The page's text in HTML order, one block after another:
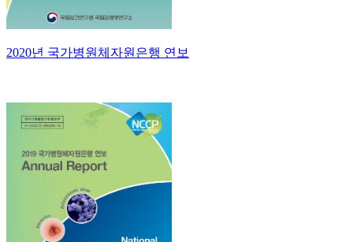
2020년 국가병원체자원은행 연보